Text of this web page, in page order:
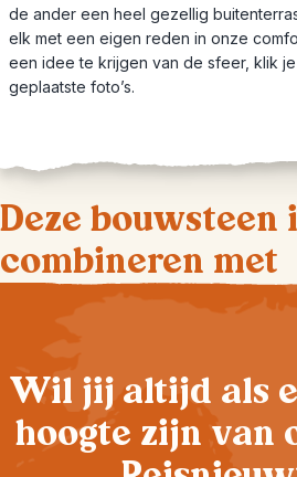
de ander een heel gezellig
elk met een eigen reden in onze
een idee te krijgen van de sfeer, klik
geplaatste foto’s.
Deze bouwsteen
combineren met
Wil jij altijd als
hoogte zijn van